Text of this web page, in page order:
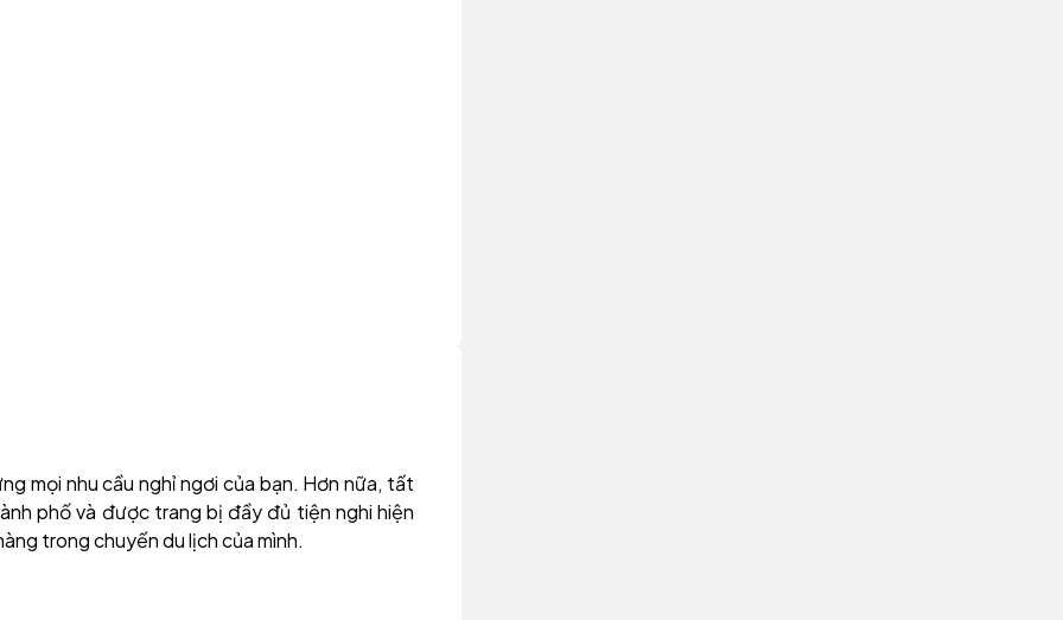
mọi nhu cầu nghỉ ngơi của bạn. Hơn nữa, tất
phố và được trang bị đầy đủ tiện nghi hiện
trong chuyến du lịch của mình.